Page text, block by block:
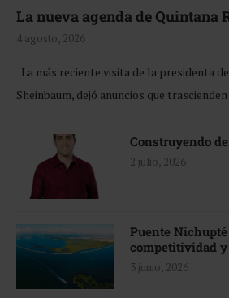
La nueva agenda de Quintana
4 agosto, 2026
La más reciente visita de la presidenta
Sheinbaum, dejó anuncios que
Construyendo
2 julio, 2026
Puente
competitividad
3 junio, 2026